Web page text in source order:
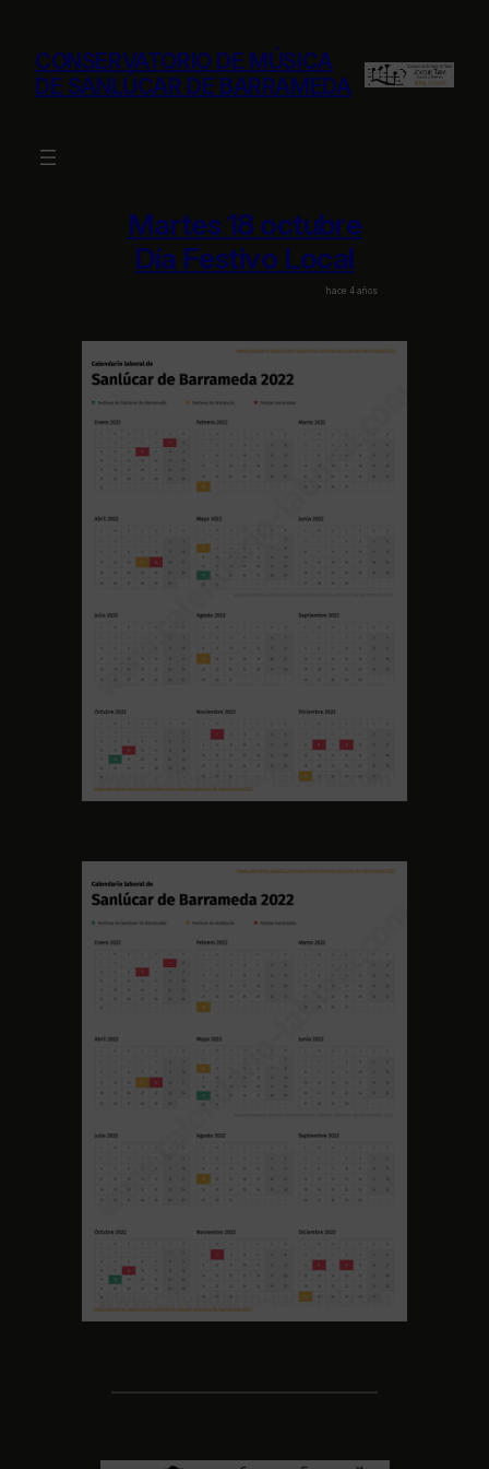
contenido
CONSERVATORIO DE MÚSICA
DE SANLÚCAR DE BARRAMEDA
Martes 18 octubre
Día Festivo Local
hace 4 años